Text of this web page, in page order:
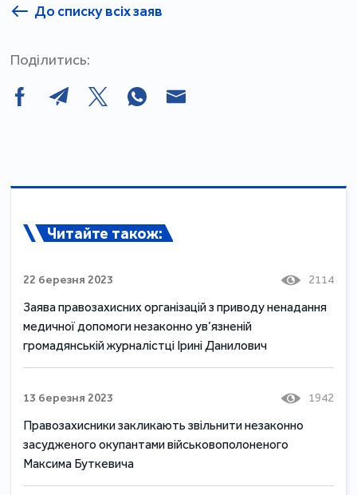
До списку всіх заяв
Поділитись:
Читайте також:
22 березня 2023 2114
Заява правозахисних організацій з приводу ненадання
медичної допомоги незаконно ув’язненій
громадянській журналістці Ірині Данилович
13 березня 2023 1942
Правозахисники закликають звільнити незаконно
засудженого окупантами військовополоненого
Максима Буткевича